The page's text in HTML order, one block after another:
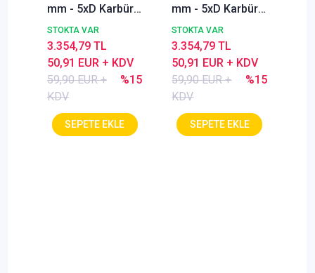
mm - 5xD Karbür
Matkap ucu,
BlueCut, 140°,
Genal amaçlı
STOKTA VAR
59,90 EUR +
KDV
%15
50,91 EUR + KDV
3.354,79 TL
mm - 5xD Karbür
Matkap ucu,
BlueCut, 140°,
Genal amaçlı
STOKTA VAR
59,90 EUR +
KDV
%15
50,91 EUR + KDV
3.354,79 TL